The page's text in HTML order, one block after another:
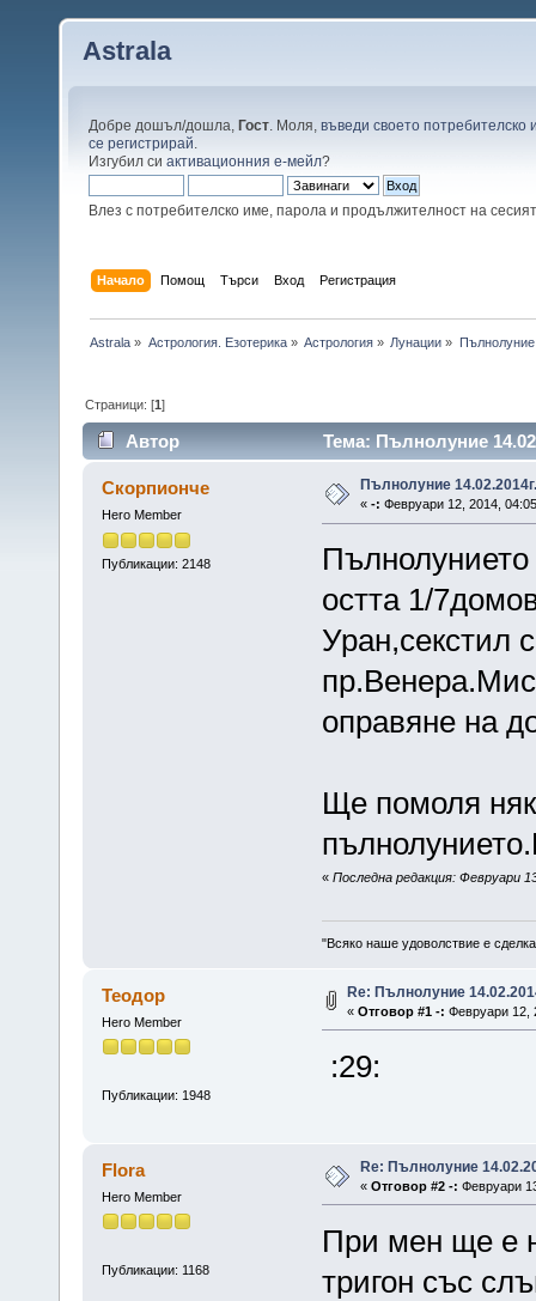
Astrala
Добре дошъл/дошла, Гост . Моля, въведи своето потребителско
се регистрирай
Изгубил си активационния е-мейл?
Влез с потребителско име, парола и продължителност на
Начало Помощ Търси Вход Регистрация
Astrala » Астрология. Езотерика» Астрология» Лунации » Пълнолуние
Страници: [1]
Автор Тема: Пълнолуние
Скорпионче
Hero Member
Публикации: 2148
Пълнолуние 14.02.2014г.
« -: Февруари 12, 2014,
остта 1/
Уран,секстил
оправяне на
Ще помоля
« Последна редакция: Февруари
"Всяко наше удоволствие е
Теодор
Hero Member
Публикации: 1948
Re: Пълнолуние
« Отговор #1 -: Февруари 12,
:29:
Flora
Hero Member
Публикации: 1168
Re: Пълнолуние
« Отговор #2 -: Февруари
При мен ще е
тригон със